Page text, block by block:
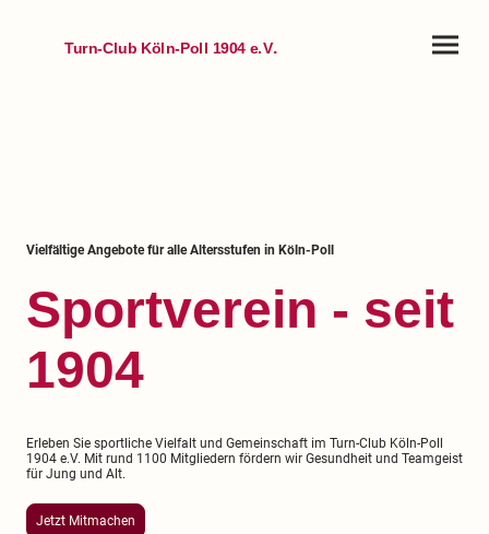
Turn-Club Köln-Poll 1904 e.V.
Vielfältige Angebote für alle Altersstufen in Köln-Poll
Sportverein - seit
1904
Erleben Sie sportliche Vielfalt und Gemeinschaft im Turn-Club Köln-Poll
1904 e.V. Mit rund 1100 Mitgliedern fördern wir Gesundheit und Teamgeist
für Jung und Alt.
Jetzt Mitmachen